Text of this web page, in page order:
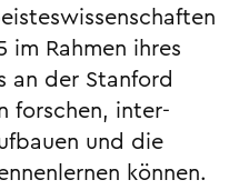
im Rahmen ihres
an der Stanford
forschen, inter­
und die
können.